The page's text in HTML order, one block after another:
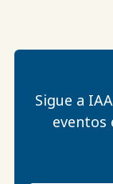
Sigue a
eventos